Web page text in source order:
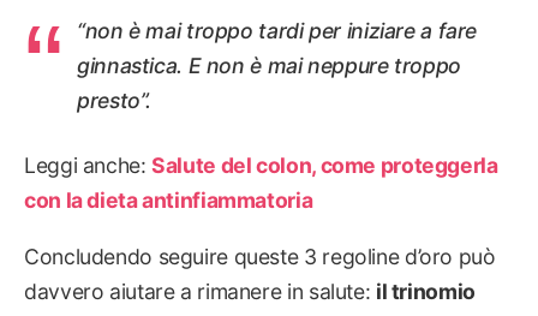
“non è mai troppo tardi per iniziare a fare
ginnastica. E non è mai neppure troppo
presto”.
Leggi anche:Salute del colon, come proteggerla
con la dieta antinfiammatoria
Concludendo seguire queste 3 regoline d’oro può
davvero aiutare a rimanere in salute: il trinomio